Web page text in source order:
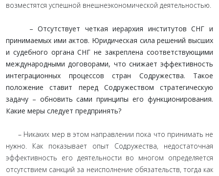
возместятся успешной внешнеэкономической деятельностью.
– Отсутствует четкая иерархия институтов СНГ и
принимаемых ими актов. Юридическая сила решений высших
и судебного органа СНГ не закреплена соответствующими
международными договорами, что снижает эффективность
интеграционных процессов стран Содружества. Такое
положение ставит перед Содружеством стратегическую
задачу – обновить сами принципы его функционирования.
Какие меры следует предпринять?
– Никаких мер в этом направлении пока что принимать не
нужно. Как показывает опыт Содружества, недостаточная
эффективность его деятельности во многом определяется
отсутствием санкций за неисполнение обязательств, тогда как